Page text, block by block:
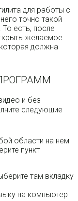
для работы с
точно такой
есть, после
желаемое
должна
и без
следующие
области на нем
пункт
там вкладку